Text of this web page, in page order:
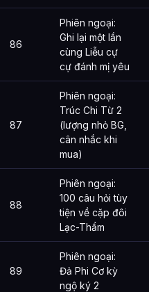
86
Phiên ngoại:
Ghi lại một lần
cùng Liễu cự
cự đánh mị yêu
87
Phiên ngoại:
Trúc Chi Từ 2
(lượng nhỏ BG,
cân nhắc khi
mua)
88
Phiên ngoại:
100 câu hỏi tùy
tiện về cặp đôi
Lạc-Thẩm
89
Phiên ngoại:
Đả Phi Cơ kỳ
ngộ ký 2